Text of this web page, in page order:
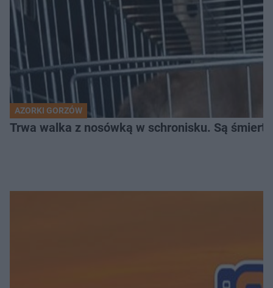
AZORKI GORZÓW
Trwa walka z nosówką w schronisku. Są